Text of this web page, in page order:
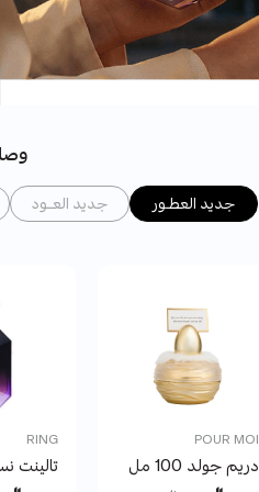
جديد العطـــور جديد العـــــود
POUR MOI
دريم جولد 100 مل
RING
تالينت نسائي